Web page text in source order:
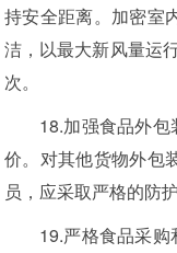
持安全距离。加密室
洁，以最大新风量运
次。
18.加强食品外
价。对其他货物外包
员，应采取严格的防
19.严格食品采